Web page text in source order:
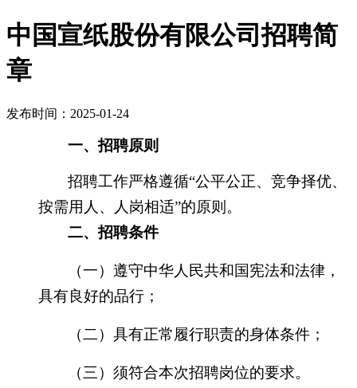
中国宣纸股份有限公司招聘简
章
发布时间：2025-01-24
一、招聘原则
招聘工作严格遵循“公平公正、竞争择优、
按需用人、人岗相适”的原则。
二、招聘条件
（一） 遵守中华人民共和国宪法和法律，
具有良好的品行；
（二） 具有正常履行职责的身体条件；
（三） 须符合本次招聘岗位的要求。